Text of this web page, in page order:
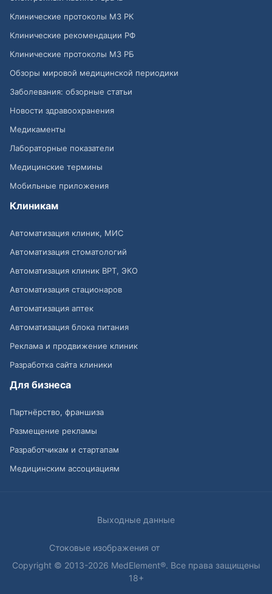
Клинические протоколы МЗ РК
Клинические рекомендации РФ
Клинические протоколы МЗ РБ
Обзоры мировой медицинской периодики
Заболевания: обзорные статьи
Новости здравоохранения
Медикаменты
Лабораторные показатели
Медицинские термины
Мобильные приложения
Клиникам
Автоматизация клиник, МИС
Автоматизация стоматологий
Автоматизация клиник ВРТ, ЭКО
Автоматизация стационаров
Автоматизация аптек
Автоматизация блока питания
Реклама и продвижение клиник
Разработка сайта клиники
Для бизнеса
Партнёрство, франшиза
Размещение рекламы
Разработчикам и стартапам
Медицинским ассоциациям
Выходные данные
Стоковые изображения от
Copyright © 2013-2026 MedElement®. Все права защищены
18+